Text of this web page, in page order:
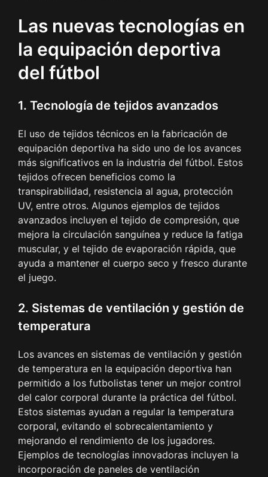
Las nuevas tecnologías en
la equipación deportiva
del fútbol
1. Tecnología de tejidos avanzados
El uso de tejidos técnicos en la fabricación de
equipación deportiva ha sido uno de los avances
más significativos en la industria del fútbol. Estos
tejidos ofrecen beneficios como la
transpirabilidad, resistencia al agua, protección
UV, entre otros. Algunos ejemplos de tejidos
avanzados incluyen el tejido de compresión, que
mejora la circulación sanguínea y reduce la fatiga
muscular, y el tejido de evaporación rápida, que
ayuda a mantener el cuerpo seco y fresco durante
el juego.
2. Sistemas de ventilación y gestión de
temperatura
Los avances en sistemas de ventilación y gestión
de temperatura en la equipación deportiva han
permitido a los futbolistas tener un mejor control
del calor corporal durante la práctica del fútbol.
Estos sistemas ayudan a regular la temperatura
corporal, evitando el sobrecalentamiento y
mejorando el rendimiento de los jugadores.
Ejemplos de tecnologías innovadoras incluyen la
incorporación de paneles de ventilación